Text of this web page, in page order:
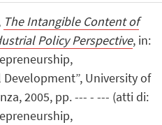
The Intangible Content of
Policy Perspective, in:
University of
2005, pp. --- - --- (atti di: